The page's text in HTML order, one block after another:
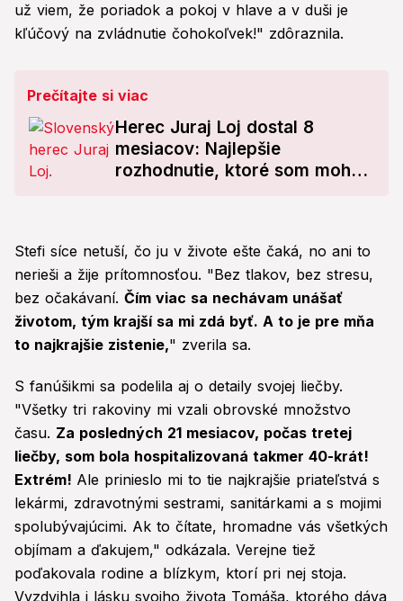
už viem, že poriadok a pokoj v hlave a v duši je
kľúčový na zvládnutie čohokoľvek!" zdôraznila.
Prečítajte si viac
Herec Juraj Loj dostal 8
mesiacov: Najlepšie
rozhodnutie, ktoré som mohol
Stefi síce netuší, čo ju v živote ešte čaká, no ani to
nerieši a žije prítomnosťou. "Bez tlakov, bez stresu,
bez očakávaní. Čím viac sa nechávam unášať
životom, tým krajší sa mi zdá byť. A to je pre mňa
to najkrajšie zistenie," zverila sa.
S fanúšikmi sa podelila aj o detaily svojej liečby.
"Všetky tri rakoviny mi vzali obrovské množstvo
času. Za posledných 21 mesiacov, počas tretej
liečby, som bola hospitalizovaná takmer 40-krát!
Extrém! Ale prinieslo mi to tie najkrajšie priateľstvá s
lekármi, zdravotnými sestrami, sanitárkami a s mojimi
spolubývajúcimi. Ak to čítate, hromadne vás všetkých
objímam a ďakujem," odkázala. Verejne tiež
poďakovala rodine a blízkym, ktorí pri nej stoja.
Vyzdvihla i lásku svojho života Tomáša, ktorého dáva